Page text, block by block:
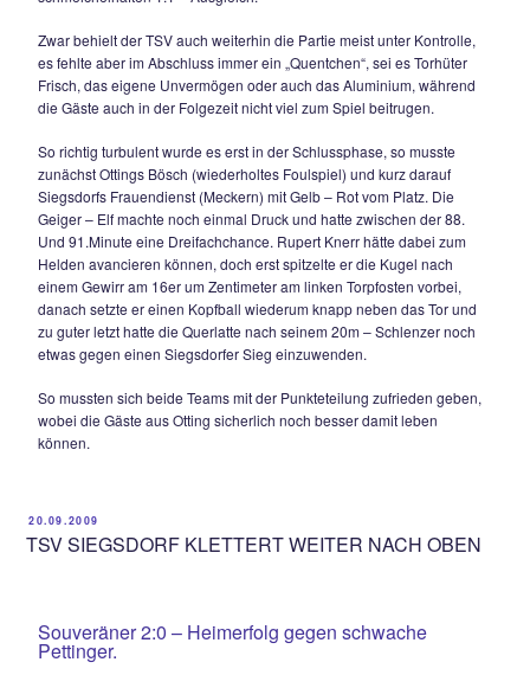
Gästekeeper aus 9m überlupfte.
Den Schlusspunkte markierte erneut Rupert Knerr, der
Leistung fast noch mit seinem dritten Treffer gekrönt hätte,
Kopfball aus 7m (nach Zeller-Flanke) strich um
Pfosten vorbei. Mit diesem verdienten Dreier konnte sich
um Coach Hans Geiger Luft nach unten verschaffen und
sich im Mittelfeld der Kreisklasse IV.
25.10.2009
TSV SIEGSDORF MISSGLÜCKT DIE
Enttäuschende Leistung gegen mittelklassige
Eine bittere 1:2 – Heimpleite musste die Geiger – Elf am
Nachmittag gegen keineswegs überzeugende Gäste
diesmal machte sich die Offensivschwäche wieder deutlich
Die Gäste lauerten auf Konter und nutzten dies zweimal